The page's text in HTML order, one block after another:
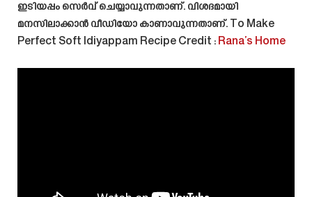
ഇടിയപ്പം സെർവ് ചെയ്യാവുന്നതാണ്. വിശദമായി
മനസിലാക്കാൻ വീഡിയോ കാണാവുന്നതാണ്. To Make
Perfect Soft Idiyappam Recipe Credit : Rana’s Home